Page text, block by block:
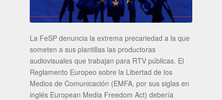
La FeSP denuncia la extrema precariedad a la que
someten a sus plantillas las productoras
audiovisuales que trabajan para RTV públicas. El
Reglamento Europeo sobre la Libertad de los
Medios de Comunicación (EMFA, por sus siglas en
inglés European Media Freedom Act) debería